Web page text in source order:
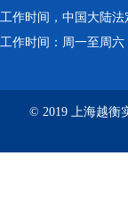
工作时间，中国大陆法
工作时间：周一至周六
© 2019 上海越衡